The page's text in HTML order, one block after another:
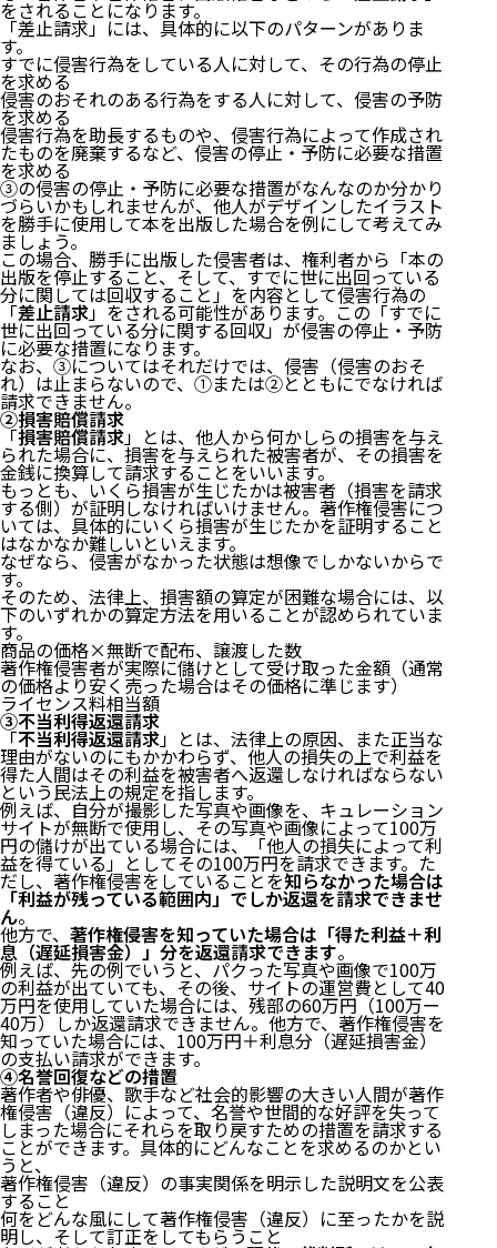
をされることになります。
「差止請求」には、具体的に以下のパターンがありま
す。
すでに侵害行為をしている人に対して、その行為の停止
を求める
侵害のおそれのある行為をする人に対して、侵害の予防
を求める
侵害行為を助長するものや、侵害行為によって作成され
たものを廃棄するなど、侵害の停止・予防に必要な措置
を求める
③の侵害の停止・予防に必要な措置がなんなのか分かり
づらいかもしれませんが、他人がデザインしたイラスト
を勝手に使用して本を出版した場合を例にして考えてみ
ましょう。
この場合、勝手に出版した侵害者は、権利者から「本の
出版を停止すること、そして、すでに世に出回っている
分に関しては回収すること」を内容として侵害行為の
「差止請求」をされる可能性があります。この「すでに
世に出回っている分に関する回収」が侵害の停止・予防
に必要な措置になります。
なお、③についてはそれだけでは、侵害（侵害のおそ
れ）は止まらないので、①または②とともにでなければ
請求できません。
②損害賠償請求
「損害賠償請求」とは、他人から何かしらの損害を与え
られた場合に、損害を与えられた被害者が、その損害を
金銭に換算して請求することをいいます。
もっとも、いくら損害が生じたかは被害者（損害を請求
する側）が証明しなければいけません。著作権侵害につ
いては、具体的にいくら損害が生じたかを証明すること
はなかなか難しいといえます。
なぜなら、侵害がなかった状態は想像でしかないからで
す。
そのため、法律上、損害額の算定が困難な場合には、以
下のいずれかの算定方法を用いることが認められていま
す。
商品の価格×無断で配布、譲渡した数
著作権侵害者が実際に儲けとして受け取った金額（通常
の価格より安く売った場合はその価格に準じます）
ライセンス料相当額
③不当利得返還請求
「不当利得返還請求」とは、法律上の原因、また正当な
理由がないのにもかかわらず、他人の損失の上で利益を
得た人間はその利益を被害者へ返還しなければならない
という民法上の規定を指します。
例えば、自分が撮影した写真や画像を、キュレーション
サイトが無断で使用し、その写真や画像によって100万
円の儲けが出ている場合には、「他人の損失によって利
益を得ている」としてその100万円を請求できます。た
だし、著作権侵害をしていることを知らなかった場合は
「利益が残っている範囲内」でしか返還を請求できませ
ん。
他方で、 著作権侵害を知っていた場合は「得た利益＋利
息（遅延損害金）」分を返還請求できます。
例えば、先の例でいうと、パクった写真や画像で100万
の利益が出ていても、その後、サイトの運営費として40
万円を使用していた場合には、残部の60万円（100万ー
40万）しか返還請求できません。他方で、著作権侵害を
知っていた場合には、100万円＋利息分（遅延損害金）
の支払い請求ができます。
④名誉回復などの措置
著作者や俳優、歌手など社会的影響の大きい人間が著作
権侵害（違反）によって、名誉や世間的な好評を失って
しまった場合にそれらを取り戻すための措置を請求する
ことができます。具体的にどんなことを求めるのかとい
うと、
著作権侵害（違反）の事実関係を明示した説明文を公表
すること
何をどんな風にして著作権侵害（違反）に至ったかを説
明し、そして訂正をしてもらうこと
①オリンピックエンブレムパクリ問題
②既存キャラクターのイラストや写真の無断転載
（４）漫画
（５）著作権侵害物を輸出入したりこれを頒布する
行為
（６）マップのガイドライン違反
５ 著作権侵害（違反）の事例
（１）刑事事件（逮捕事例など）
①「はるか夢のあと」事件
③インターネット上の写真で写真集を作った事件
④白猫プロジェクト改造アプリ事件
⑤「WinMX」使用著作権侵害事件
⑥「ONE PIECE」不正公開事件（２０１６年３月
１日判決 京都地裁）
（２）民事事件
①画像や写真の無断使用
②音楽ファイルの違法アップロード
③動画サイト運営会社の責任
④記事見出しの無断転載
⑤写真の類似（廃墟写真事件）
６ 著作権侵害（違反）の当事者になった場合の対処
法
（２）被害者の場合
７ 著作権侵害（違反）にならないために注意するこ
と
８ 小括
９ まとめ